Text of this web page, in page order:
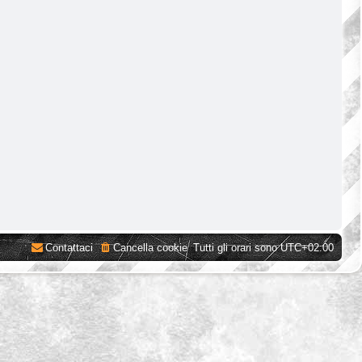
Tutti gli orari sonoUTC+02:00
Cancella cookie
Contattaci